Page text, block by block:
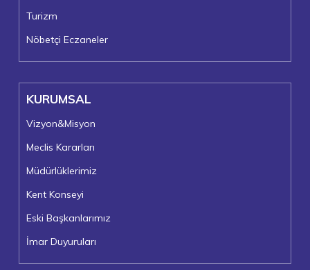
Turizm
Nöbetçi Eczaneler
KURUMSAL
Vizyon&Misyon
Meclis Kararları
Müdürlüklerimiz
Kent Konseyi
Eski Başkanlarımız
İmar Duyuruları